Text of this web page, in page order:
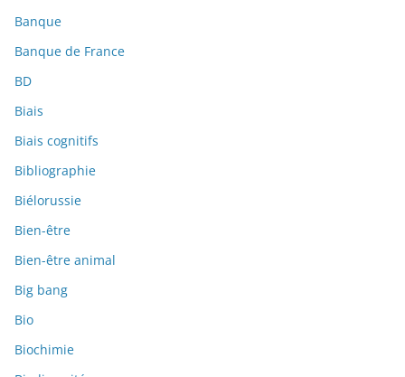
Banque
Banque de France
BD
Biais
Biais cognitifs
Bibliographie
Biélorussie
Bien-être
Bien-être animal
Big bang
Bio
Biochimie